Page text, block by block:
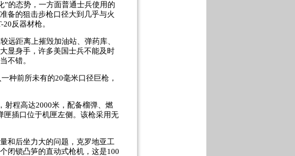
的态势，一方面普通士兵使用的
备的狙击步枪口径大到几乎与火
20反器材枪。
远距离上摧毁加油站、弹药库、
显身手，许多美国士兵不能及时
不错。
种前所未有的20毫米口径巨枪，
射程高达2000米，配备榴弹、燃
插口位于机匣左侧。该枪采用无
和后坐力大的问题，克罗地亚工
闭锁凸笋的直动式枪机，这是100